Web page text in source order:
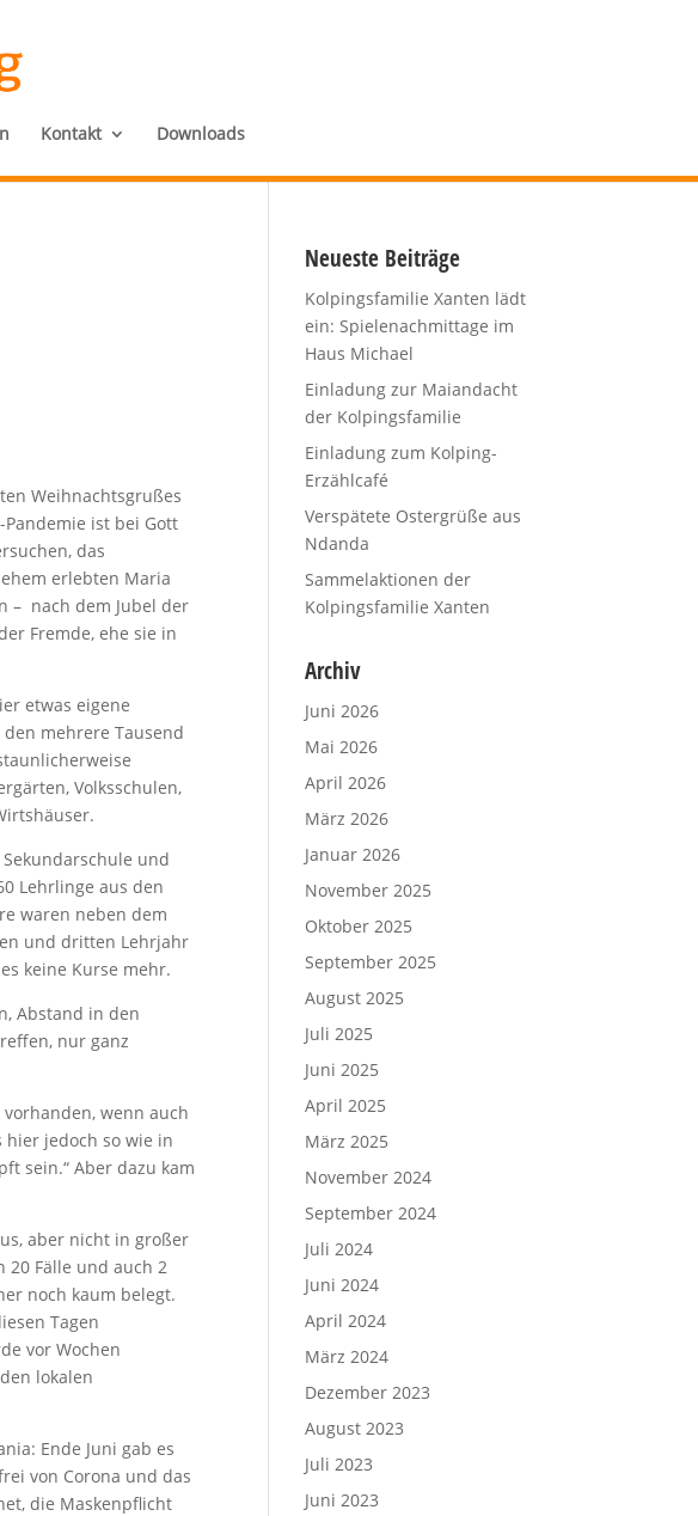
Kontakt Downloads
Weihnachtsgrußes
ist bei Gott
das
erlebten Maria
– nach dem Jubel der
Fremde, ehe sie in
etwas eigene
mehrere Tausend
Volksschulen,
und
Lehrlinge aus den
waren neben dem
und dritten Lehrjahr
keine Kurse mehr.
Abstand in den
nur ganz
wenn auch
hier jedoch so wie in
sein.“ Aber dazu kam
aber nicht in großer
20 Fälle und auch 2
noch kaum belegt.
Tagen
vor Wochen
lokalen
Ende Juni gab es
von Corona und das
die Maskenpflicht
Neueste Beiträge
Kolpingsfamilie Xanten lädt
ein: Spielenachmittage im
Haus Michael
Einladung zur Maiandacht
der Kolpingsfamilie
Einladung zum Kolping-
Erzählcafé
Verspätete Ostergrüße aus
Ndanda
Sammelaktionen der
Kolpingsfamilie Xanten
Archiv
Juni 2026
Mai 2026
April 2026
März 2026
Januar 2026
November 2025
Oktober 2025
September 2025
August 2025
Juli 2025
Juni 2025
April 2025
März 2025
November 2024
September 2024
Juli 2024
Juni 2024
April 2024
März 2024
Dezember 2023
August 2023
Juli 2023
Juni 2023